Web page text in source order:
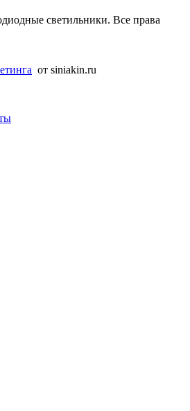
светильники. Все права
от siniakin.ru